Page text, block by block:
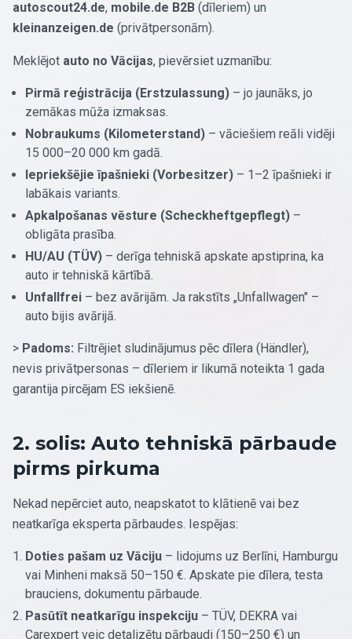
autoscout24.de, mobile.de B2B (dīleriem) un
kleinanzeigen.de (privātpersonām).
Meklējot auto no Vācijas, pievērsiet uzmanību:
Pirmā reģistrācija (Erstzulassung) – jo jaunāks, jo
zemākas mūža izmaksas.
Nobraukums (Kilometerstand) – vāciešiem reāli vidēji
15 000–20 000 km gadā.
Iepriekšējie īpašnieki (Vorbesitzer) – 1–2 īpašnieki ir
labākais variants.
Apkalpošanas vēsture (Scheckheftgepflegt) –
obligāta prasība.
HU/AU (TÜV) – derīga tehniskā apskate apstiprina, ka
auto ir tehniskā kārtībā.
Unfallfrei – bez avārijām. Ja rakstīts „Unfallwagen" –
auto bijis avārijā.
> Padoms: Filtrējiet sludinājumus pēc dīlera (Händler),
nevis privātpersonas – dīleriem ir likumā noteikta 1 gada
garantija pircējam ES iekšienē.
2. solis: Auto tehniskā pārbaude
pirms pirkuma
Nekad nepērciet auto, neapskatot to klātienē vai bez
neatkarīga eksperta pārbaudes. Iespējas:
Doties pašam uz Vāciju – lidojums uz Berlīni, Hamburgu
vai Minheni maksā 50–150 €. Apskate pie dīlera, testa
brauciens, dokumentu pārbaude.
Pasūtīt neatkarīgu inspekciju – TÜV, DEKRA vai
Carexpert veic detalizētu pārbaudi (150–250 €) un